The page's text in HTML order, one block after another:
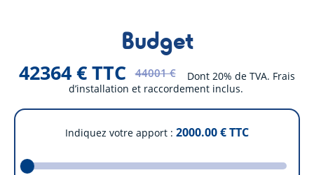
Budget
42364 € TTC 44001 €
Dont 20% de TVA. Frais
d’installation et raccordement inclus.
Indiquez votre apport 2000.00€ TTC